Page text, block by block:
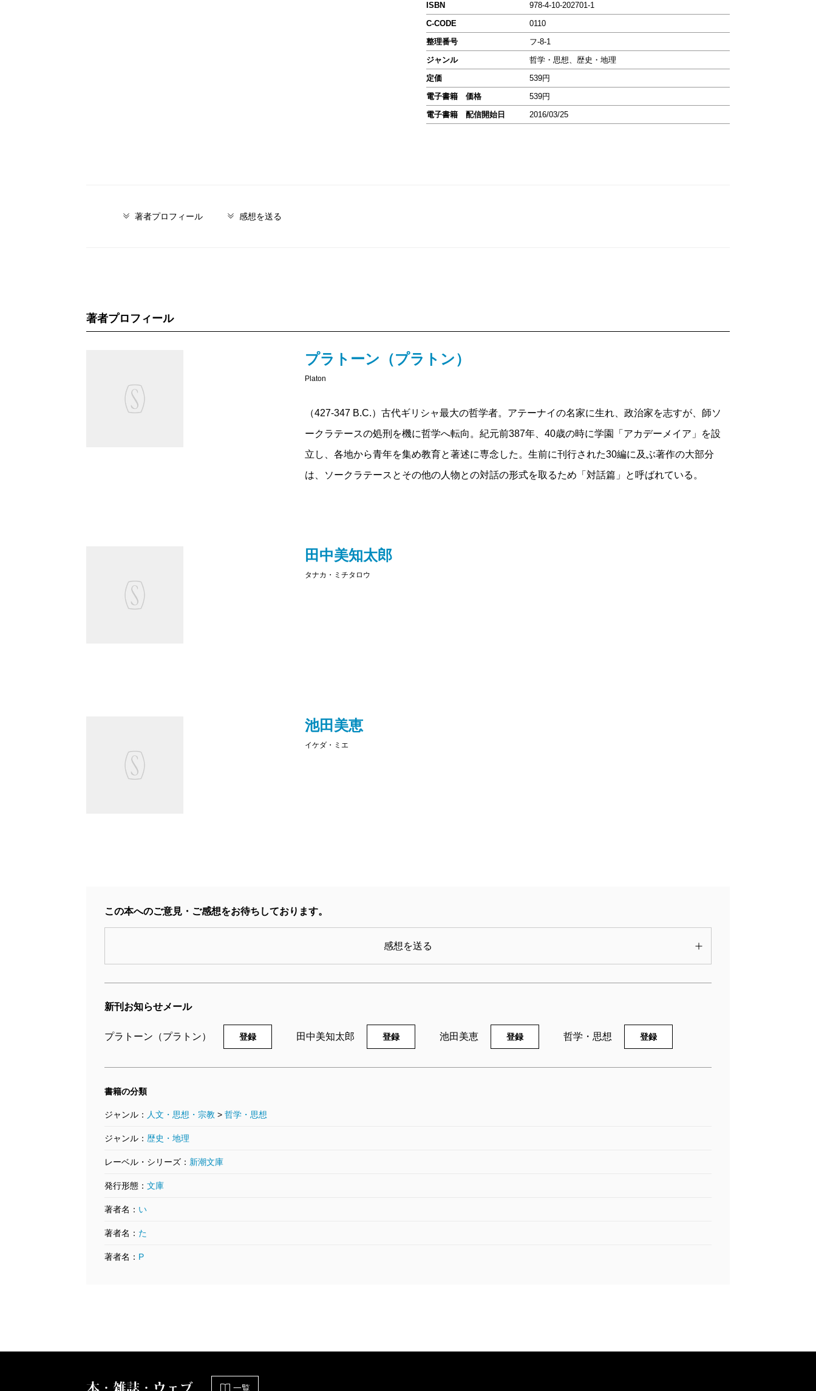
ISBN
978-4-10-202701-1
C-CODE
0110
整理番号
フ-8-1
ジャンル
哲学・思想、歴史・地理
定価
539円
電子書籍 価格
539円
電子書籍 配信開始日
2016/03/25
著者プロフィール 感想を送る
著者プロフィール
プラトーン（プラトン）
Platon
（427-347 B.C.）古代ギリシャ最大の哲学者。アテーナイの名家に生れ、政治家を志すが、師ソ
ークラテースの処刑を機に哲学へ転向。紀元前387年、40歳の時に学園「アカデーメイア」を設
立し、各地から青年を集め教育と著述に専念した。生前に刊行された30編に及ぶ著作の大部分
は、ソークラテースとその他の人物との対話の形式を取るため「対話篇」と呼ばれている。
田中美知太郎
タナカ・ミチタロウ
池田美恵
イケダ・ミエ
この本へのご意見・ご感想をお待ちしております。
感想を送る
新刊お知らせメール
プラトーン（プラトン） 登録 田中美知太郎 登録 池田美恵 登録 哲学・思想 登録
書籍の分類
ジャンル： 人文・思想・宗教 > 哲学・思想
ジャンル： 歴史・地理
レーベル・シリーズ： 新潮文庫
発行形態： 文庫
著者名： い
著者名： た
著者名： P
一覧